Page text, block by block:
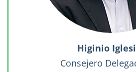
Higinio
Consejero